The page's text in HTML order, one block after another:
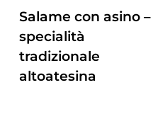
ZUM PRODUKT
Salame con asino –
specialità
tradizionale
altoatesina